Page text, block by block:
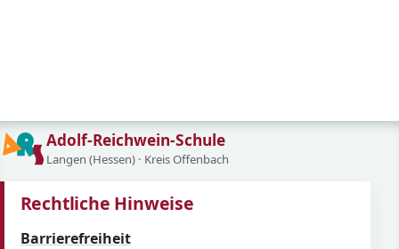
Adolf-Reichwein-Schule
Langen (Hessen) · Kreis Offenbach
Rechtliche Hinweise
Barrierefreiheit